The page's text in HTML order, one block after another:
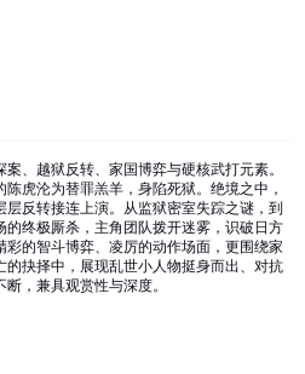
、越狱反转、家国博弈与硬核武打元素。
虎沦为替罪羔羊，身陷死狱。绝境之中，
反转接连上演。从监狱密室失踪之谜，到
终极厮杀，主角团队拨开迷雾，识破日方
的智斗博弈、凌厉的动作场面，更围绕家
的抉择中，展现乱世小人物挺身而出、对抗
，兼具观赏性与深度。